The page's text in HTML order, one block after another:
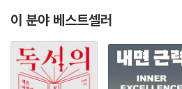
알려 준다. 그러니 닥터 도티가 이 책을 통
그저 그 문을 열고 스스로 들어가기만 하면
- 아리아나 허핑턴, 허핑턴 포스트 미디어그
진정한 치유는 몸과 마음에 동시에 작용한
이 분야 베스트셀러